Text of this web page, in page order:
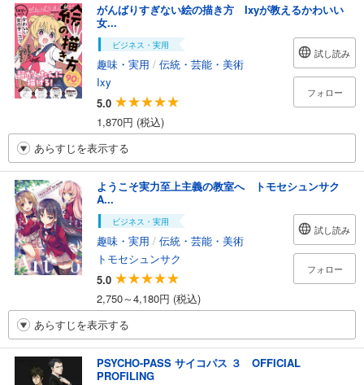
がんばりすぎない絵の描き方 Ixyが教えるかわいい
女...
ビジネス・実用
趣味・実用 / 伝統・芸能・美術
Ixy
5.0
1,870円 (税込)
試し読み
フォロー
あらすじを表示する
ようこそ実力至上主義の教室へ トモセシュンサク
A...
ビジネス・実用
趣味・実用 / 伝統・芸能・美術
トモセシュンサク
5.0
2,750～4,180円 (税込)
試し読み
フォロー
あらすじを表示する
PSYCHO-PASS サイコパス ３ OFFICIAL
PROFILING